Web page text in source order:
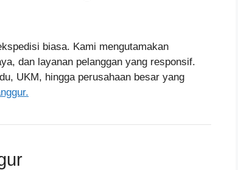
biasa. Kami mengutamakan
dan layanan pelanggan yang responsif.
UKM, hingga perusahaan besar yang